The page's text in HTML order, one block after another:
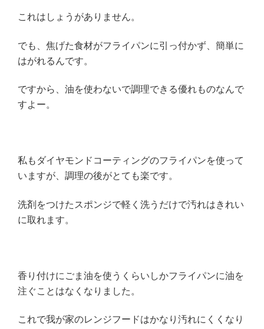
これはしょうがありません。
でも、焦げた食材がフライパンに引っ付かず、簡単に
はがれるんです。
ですから、油を使わないで調理できる優れものなんで
すよー。
私もダイヤモンドコーティングのフライパンを使って
いますが、調理の後がとても楽です。
洗剤をつけたスポンジで軽く洗うだけで汚れはきれい
に取れます。
香り付けにごま油を使うくらいしかフライパンに油を
注ぐことはなくなりました。
これで我が家のレンジフードはかなり汚れにくくなり